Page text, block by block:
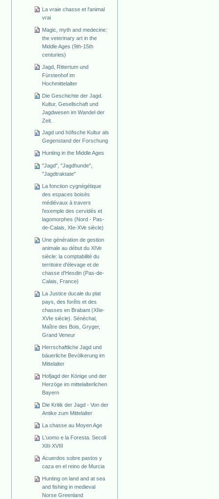
La vraie chasse et l'animal
vrai
Magic, myth and medecine:
the veterinary art in the
Middle Ages (9th-15th
centuries)
Jagd, Rittertum und
Fürstenhof im
Hochmittelalter
Die Geschichte der Jagd.
Kultur, Gesellschaft und
Jagdwesen im Wandel der
Zeit.
Jagd und höfische Kultur als
Gegenstand der Forschung
Hunting in the Middle Ages
"Jagd", "Jagdhunde",
"Jagdtraktate"
La fonction cygnégétique
des espaces boisés
médiévaux à travers
l'exemple des cervidés et
lagomorphes (Nord - Pas-
de-Calais, XIe-XVe siècle)
Une génération de gestion
animale au début du XIVe
siècle: la comptabilité du
territoire d'élevage et de
chasse d'Hesdin (Pas-de-
Calais, France)
La Justice ducale du plat
pays, des forêts et des
chasses en Brabant (XIIe-
XVIe siècle). Sénéchal,
Maître des Bois, Gryger,
Grand Veneur
Herrschaftliche Jagd und
bäuerliche Bevölkerung im
Mittelalter
Hofjagd der Könige und der
Herzöge im mittelalterlichen
Bayern
Die Kritik der Jagd - Von der
Antike zum Mittelalter
La chasse au Moyen Age
L'uomo e la Foresta. Secoli
XIII-XVIII
Acuerdos sobre pastos y
caza en el reino de Murcia
Hunting on land and at sea
and fishing in medieval
Norse Greenland